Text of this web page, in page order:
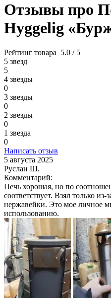
Отзывы про
Hyggelig
Рейтинг товара 5.0 / 5
5 звезд
5
4 звезды
0
3 звезды
0
2 звезды
0
1 звезда
0
Написать отзыв
5 августа 2025
Руслан Ш.
Комментарий:
Печь хорошая, но по
соответствует. Взял только из-
нержавейки. Это мое личное
использованию.